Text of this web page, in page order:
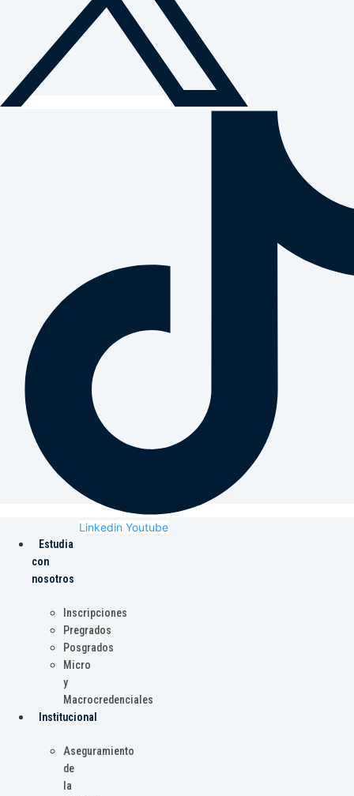
Linkedin Youtube
Estudia
con
nosotros
Inscripciones
Pregrados
Posgrados
Micro
y
Macrocredenciales
Institucional
Aseguramiento
de
la